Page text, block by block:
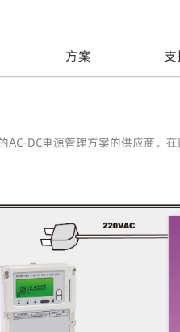
方案 支
AC-DC电源管理方案的供应商。